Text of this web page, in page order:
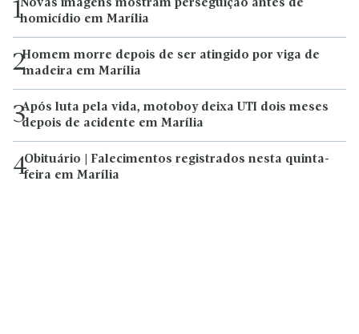
1Novas imagens mostram perseguição antes de
homicídio em Marília
2Homem morre depois de ser atingido por viga de
madeira em Marília
3Após luta pela vida, motoboy deixa UTI dois meses
depois de acidente em Marília
4Obituário | Falecimentos registrados nesta quinta-
feira em Marília